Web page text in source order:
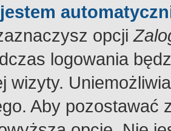
opcji
logowania
wizyty.
Aby pozostawać